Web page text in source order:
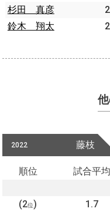
杉田 真彦
鈴木 翔太
2022 藤枝
順位 試合平均
(2位) 1.7